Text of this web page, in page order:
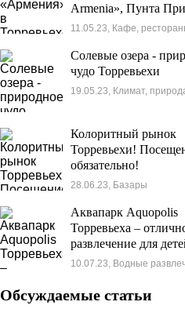
Armenia», Пунта
Испания
Солевые озера -
чудо Торревьехи
19.05.23, Климат,
Колоритный рынок
Торревьехи!
обязательно!
28.06.23, Базары
Аквапарк Aquopolis
Торревьеха –
развлечение для
взрослых
10.07.23, Водные
Обсуждаемые статьи